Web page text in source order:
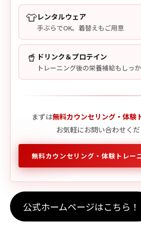
👕レンタルウェア
手ぶらでOK。着替えもご用意
🥤 ドリンク＆プロテイン
トレーニング後の栄養補給もしっ
まずは無料カウンセリング・体験
お気軽にお問い合わせくだ
無料カウンセリング・体験トレー
公式ホームページはこちら！